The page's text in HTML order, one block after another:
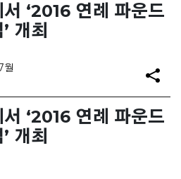
‘2016 연례 파운드
개최
월
‘2016 연례 파운드
개최